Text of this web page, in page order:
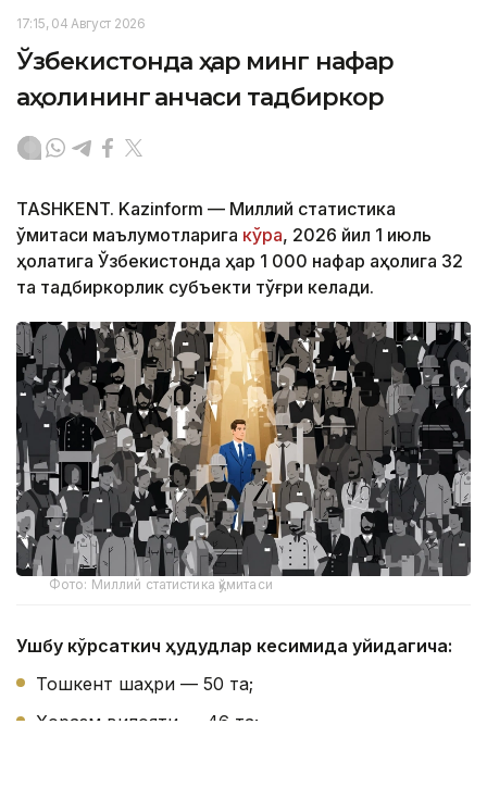
17:15, 04 Август 2026
Ўзбекистонда ҳар минг нафар
аҳолининг қанчаси тадбиркор
TASHKENT. Kazinform — Миллий статистика
қўмитаси маълумотларига кўра, 2026 йил 1 июль
ҳолатига Ўзбекистонда ҳар 1 000 нафар аҳолига 32
та тадбиркорлик субъекти тўғри келади.
Фото: Миллий статистика қўмитаси
Ушбу кўрсаткич ҳудудлар кесимида қуйидагича:
Тошкент шаҳри — 50 та;
Хоразм вилояти — 46 та;